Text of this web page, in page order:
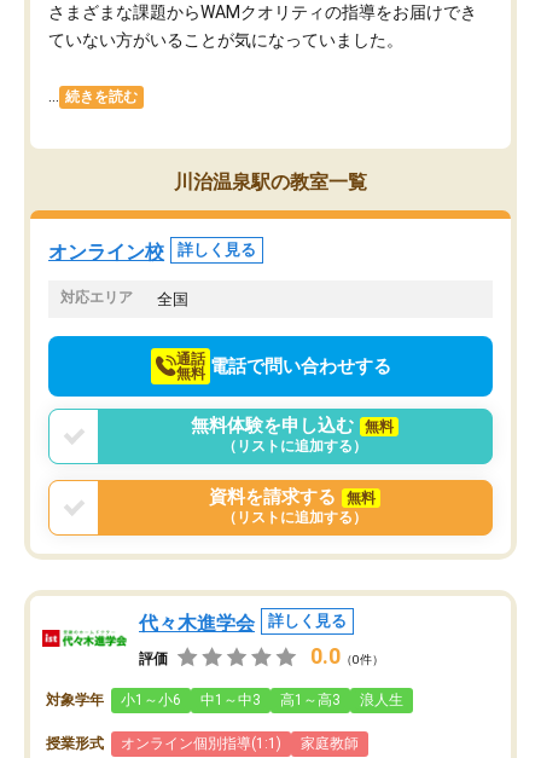
さまざまな課題からWAMクオリティの指導をお届けでき
ていない方がいることが気になっていました。
続きを読む
川治温泉駅の教室一覧
オンライン校 詳しく見る
対応エリア 全国
通話
無料 電話で問い合わせする
無料体験を申し込む
無料
（リストに追加する）
資料を請求する
無料
（リストに追加する）
代々木進学会 詳しく見る
評価 0.0 （0件）
対象学年 小1～小6 中1～中3 高1～高3 浪人生
授業形式 オンライン個別指導(1:1) 家庭教師